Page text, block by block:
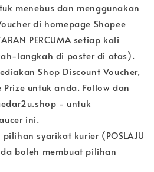
menebus dan menggunakan
di homepage Shopee
PERCUMA setiap kali
langkah di poster di atas).
Shop Discount Voucher,
Prize untuk anda. Follow dan
- untuk
ini.
syarikat kurier (POSLAJU
boleh membuat pilihan